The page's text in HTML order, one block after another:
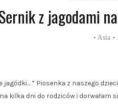
z jagodami
•Asia •
jagódki… ” Piosenka z naszego
kilka dni do rodziców i